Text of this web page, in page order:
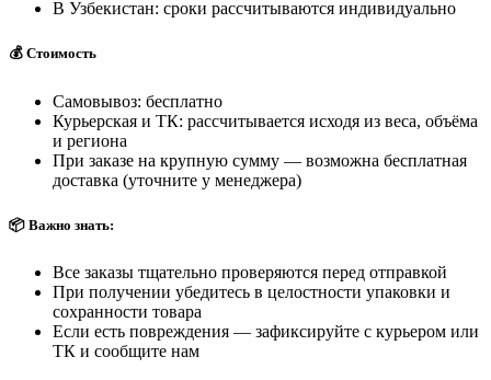
В Узбекистан: сроки рассчитываются индивидуально
💰 Стоимость
Самовывоз: бесплатно
Курьерская и ТК: рассчитывается исходя из веса, объёма
и региона
При заказе на крупную сумму — возможна бесплатная
доставка (уточните у менеджера)
📦 Важно знать:
Все заказы тщательно проверяются перед отправкой
При получении убедитесь в целостности упаковки и
сохранности товара
Если есть повреждения — зафиксируйте с курьером или
ТК и сообщите нам